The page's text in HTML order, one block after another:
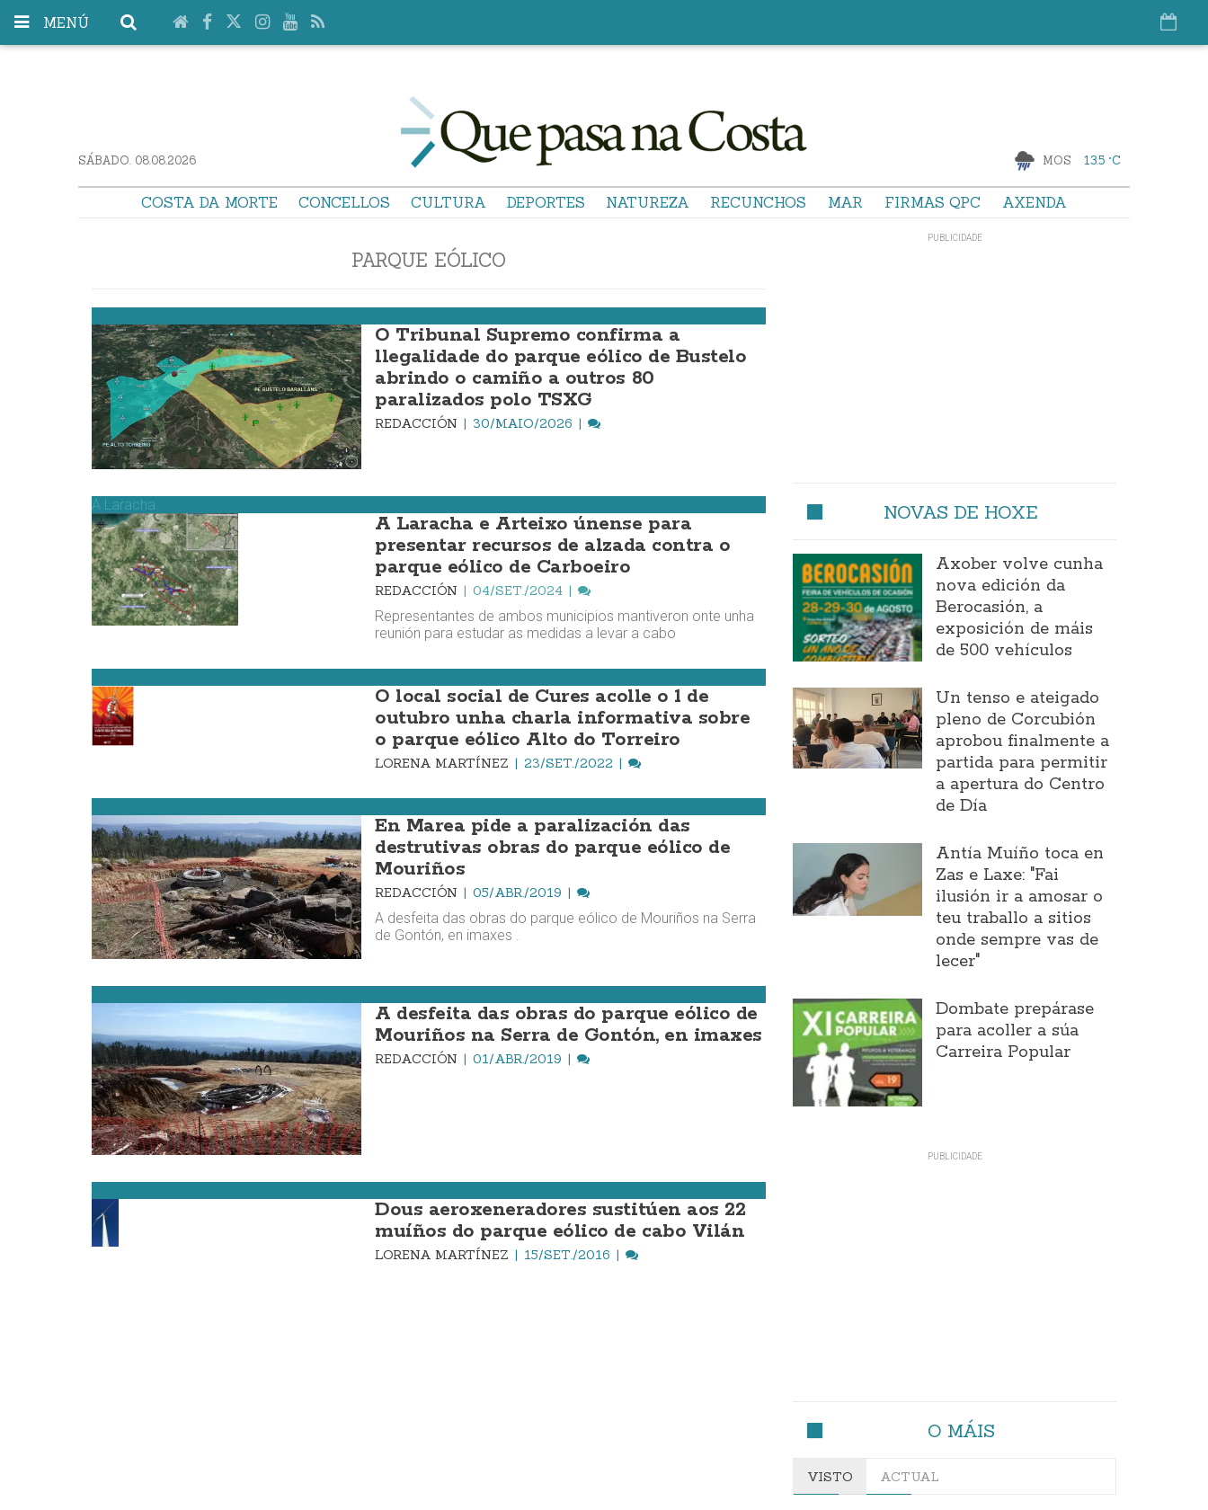
MENÚ
SÁBADO. 08.08.2026 MOS 13.5 °C
COSTA DA MORTE CONCELLOS CULTURA DEPORTES NATUREZA RECUNCHOS MAR FIRMAS QPC AXENDA
PARQUE EÓLICO
O Tribunal Supremo confirma a
llegalidade do parque eólico de Bustelo
abrindo o camiño a outros 80
paralizados polo TSXG
REDACCIÓN 30/MAIO/2026
A Laracha
A Laracha e Arteixo únense para
presentar recursos de alzada contra o
parque eólico de Carboeiro
REDACCIÓN 04/SET./2024
Representantes de ambos municipios mantiveron onte unha
reunión para estudar as medidas a levar a cabo
O local social de Cures acolle o 1 de
outubro unha charla informativa sobre
o parque eólico Alto do Torreiro
LORENA MARTÍNEZ 23/SET./2022
En Marea pide a paralización das
destrutivas obras do parque eólico de
Mouriños
REDACCIÓN 05/ABR./2019
A desfeita das obras do parque eólico de Mouriños na Serra
de Gontón, en imaxes .
A desfeita das obras do parque eólico de
Mouriños na Serra de Gontón, en imaxes
REDACCIÓN 01/ABR./2019
Dous aeroxeneradores sustitúen aos 22
muíños do parque eólico de cabo Vilán
LORENA MARTÍNEZ 15/SET./2016
NOVAS DE HOXE
Axober volve cunha
nova edición da
Berocasión, a
exposición de máis
de 500 vehículos
Un tenso e ateigado
pleno de Corcubión
aprobou finalmente a
partida para permitir
a apertura do Centro
de Día
Antía Muíño toca en
Zas e Laxe: "Fai
ilusión ir a amosar o
teu traballo a sitios
onde sempre vas de
lecer"
Dombate prepárase
para acoller a súa
Carreira Popular
O MÁIS
VISTO ACTUAL